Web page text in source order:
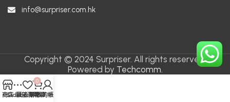
info@surpriser.com.hk
Copyright © 2024 Surpriser. All rights reserved.
Powered by Techcomm.
商店
Sidebar
願望清單
0
購物車我的帳戶